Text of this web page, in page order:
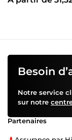
Besoin
Notre service
sur notre
Partenaires